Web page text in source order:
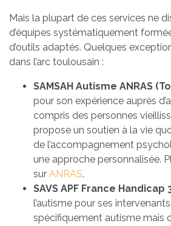
Mais la plupart de ces services ne
d’équipes systématiquement
d’outils adaptés. Quelques
dans l’arc toulousain :
SAMSAH Autisme ANRAS
pour son expérience auprès
compris des personnes
propose un soutien à la vie
de l’accompagnement
une approche personnalisée.
sur ANRAS.
SAVS APF France Handicap
l’autisme pour ses
spécifiquement autisme mais